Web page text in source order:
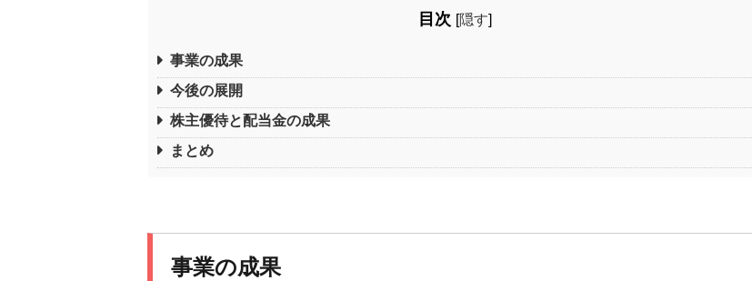
目次 [隠す]
事業の成果
今後の展開
株主優待と配当金の成果
まとめ
事業の成果